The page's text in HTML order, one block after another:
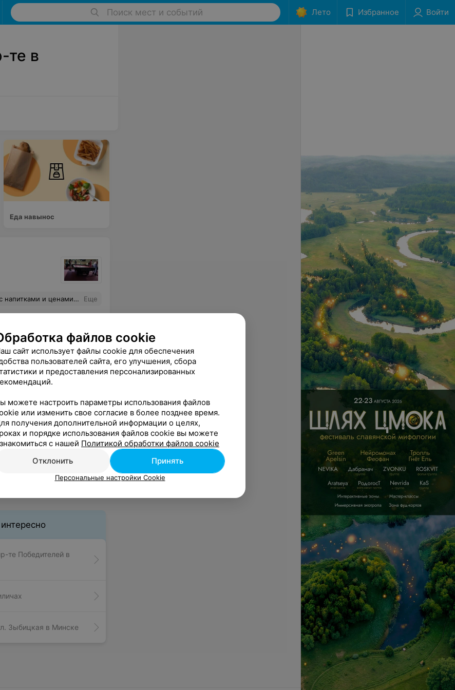
Поиск мест и событий Лето Избранное Войти
те в
Еда навынос
Транслируют спортивные мероприятия. Еще
Но свои личные предпочтения нужно оставлять дома!!! И реагировать на просьбы посетителей,а не проходить мимо и говорить : -"пускай жалуются!"!!! Надеюсь,что впредь такого не будет. Еще
те Победителей в
Зыбицкая в Минске
файлов cookie
сайт использует файлы cookie для обеспечения
пользователей сайта, его улучшения, сбора
и предоставления персонализированных
можете настроить параметры использования файлов
или изменить свое согласие в более позднее время.
получения дополнительной информации о целях,
и порядке использования файлов cookie вы можете
с нашей Политикой обработки файлов cookie
Отклонить
Принять
Персональные настройки Cookie